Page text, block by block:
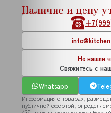
Наличие и цену
Не нашли
Свяжитесь с
Whatsapp
Информация о товарах,
публичной офертой,